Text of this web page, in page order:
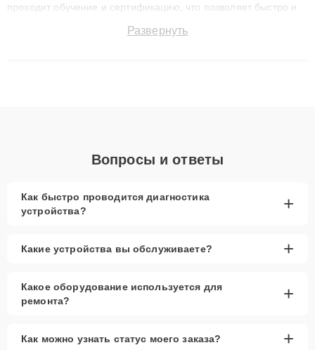
проходит обучение и сертификацию, что позволяет быстро и
сохранением гарантии до 3 лет. Наши мастера решают
Развернуть
Вопросы и ответы
Как быстро проводится диагностика
устройства?
+
Какие устройства вы обслуживаете? +
Какое оборудование используется для
ремонта?
+
Как можно узнать статус моего заказа? +